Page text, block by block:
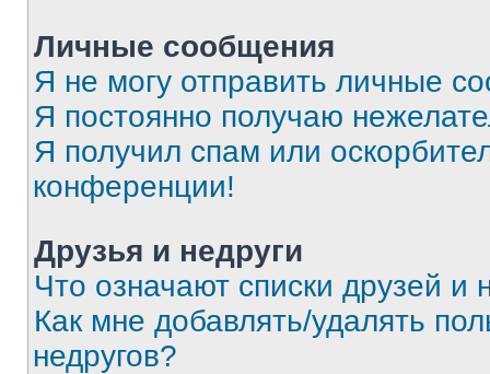
Личные сообщения
Я не могу отправить личные
Я постоянно получаю
Я получил спам или
конференции!
Друзья и недруги
Что означают списки друзей и
Как мне добавлять/удалять
недругов?